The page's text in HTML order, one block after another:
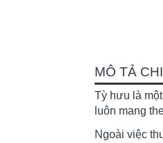
MÔ TẢ
Tỳ hưu là
luôn mang
Ngoài việc